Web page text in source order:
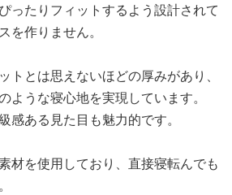
ったりフィットするよう設計されて
を作りません。
トとは思えないほどの厚みがあり、
ような寝心地を実現しています。
感ある見た目も魅力的です。
材を使用しており、直接寝転んでも